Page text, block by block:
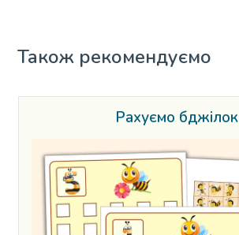
Також рекомендуємо
Рахуємо бджілок